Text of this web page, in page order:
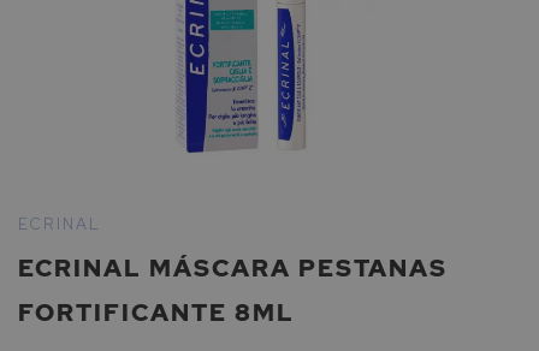
para
início
Galeria
ECRINAL MÁSCARA PESTANAS
FORTIFICANTE 8ML
ECRINAL